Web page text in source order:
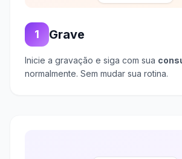
1 Grave
Inicie a gravação e siga com sua
normalmente. Sem mudar sua rotina.